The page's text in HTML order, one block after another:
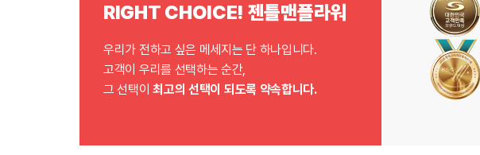
RIGHT CHOICE! 젠틀맨플라워
우리가 전하고 싶은 메세지는 단 하나입니다.
고객이 우리를 선택하는 순간,
그 선택이최고의 선택이 되도록 약속합니다.